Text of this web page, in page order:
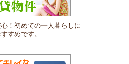
！初めての一人暮らしに
すめです。